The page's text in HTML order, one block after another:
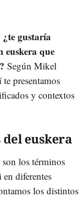
¿te gustaría
euskera que
Según Mikel
presentamos
y contextos
euskera
los términos
en diferentes
los distintos